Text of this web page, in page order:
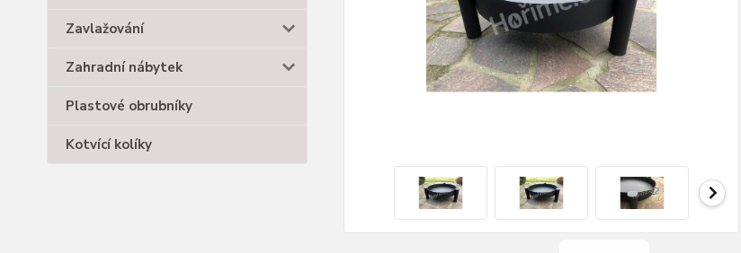
Zavlažování
Zahradní nábytek
Plastové obrubníky
Kotvící kolíky